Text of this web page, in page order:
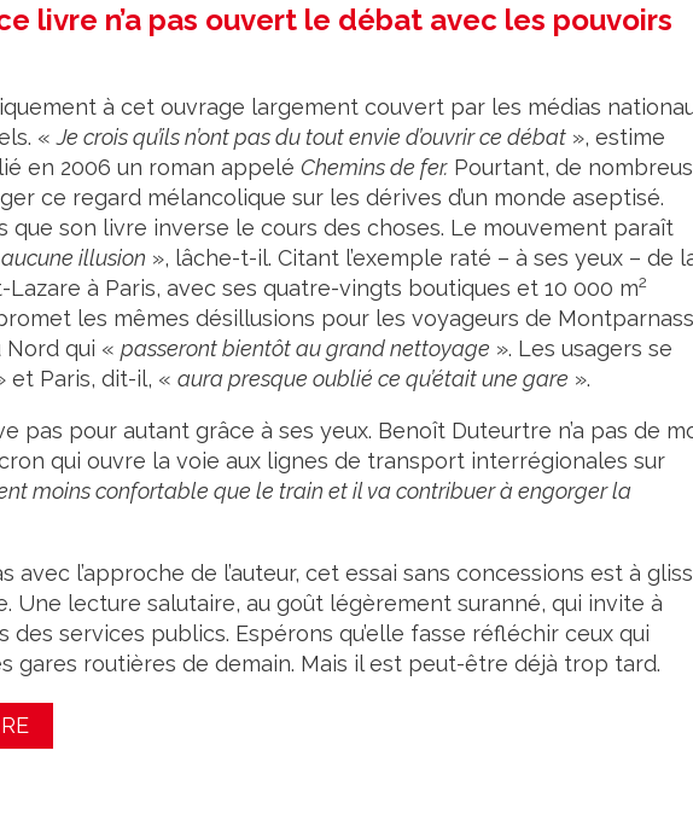
livre n’a pas ouvert le débat avec les pouvoirs
à cet ouvrage largement couvert par les médias
«Je crois qu’ils n’ont pas du tout envie d’ouvrir ce débat », estime
en 2006 un roman appelé Chemins de fer. Pourtant, de
ce regard mélancolique sur les dérives d’un monde aseptisé.
que son livre inverse le cours des choses. Le mouvement paraît
illusion », lâche-t-il. Citant l’exemple raté – à ses yeux – de
à Paris, avec ses quatre-vingts boutiques et 10 000 m2
les mêmes désillusions pour les voyageurs de
Nord qui « passeront bientôt au grand nettoyage ». Les usagers se
et Paris, dit-il, « aura presque oublié ce qu’était une gare ».
pas pour autant grâce à ses yeux. Benoît Duteurtre n’a pas de
qui ouvre la voie aux lignes de transport interrégionales sur
moins confortable que le train et il va contribuer à engorger la
avec l’approche de l’auteur, cet essai sans concessions est à
Une lecture salutaire, au goût légèrement suranné, qui invite à
des services publics. Espérons qu’elle fasse réfléchir ceux qui
gares routières de demain. Mais il est peut-être déjà trop tard.